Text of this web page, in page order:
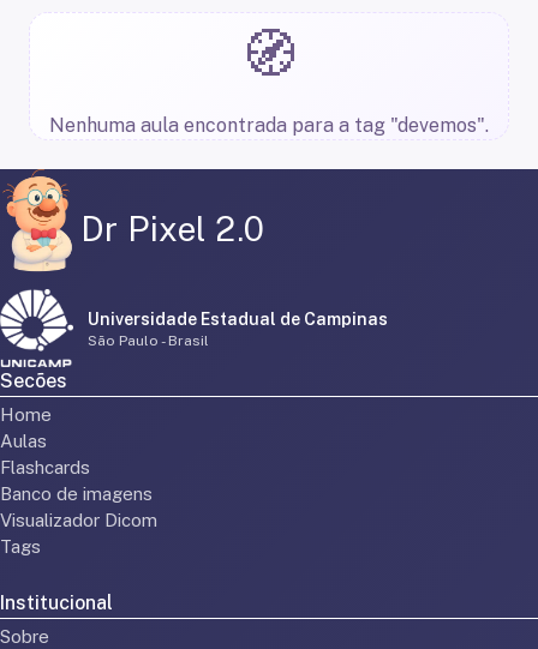
🧭
Nenhuma aula encontrada para a tag "devemos".
Dr Pixel 2.0
Universidade Estadual de Campinas
São Paulo - Brasil
Secões
Home
Aulas
Flashcards
Banco de imagens
Visualizador Dicom
Tags
Institucional
Sobre